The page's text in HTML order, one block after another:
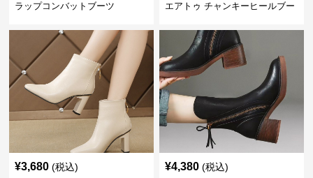
ラップコンバットブーツ
エアトゥ チャンキーヒールブー
¥3,680 (税込) ¥4,380 (税込)